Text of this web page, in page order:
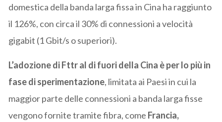
domestica della banda larga fissa in Cina ha raggiunto
il 126%, con circa il 30% di connessioni a velocità
gigabit (1 Gbit/s o superiori).
L’adozione di Fttr al di fuori della Cina è per lo più in
fase di sperimentazione, limitata ai Paesi in cui la
maggior parte delle connessioni a banda larga fisse
vengono fornite tramite fibra, come Francia,